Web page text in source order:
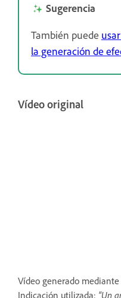
Sugerencia
También puede
la generación de
Vídeo original
Vídeo generado
Indicación utilizada: "Un